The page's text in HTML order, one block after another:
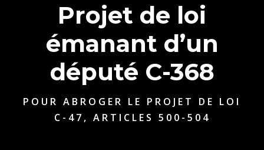
Projet de loi
émanant d’un
député C-368
POUR ABROGER LE PROJET DE LOI
C-47, ARTICLES 500-504